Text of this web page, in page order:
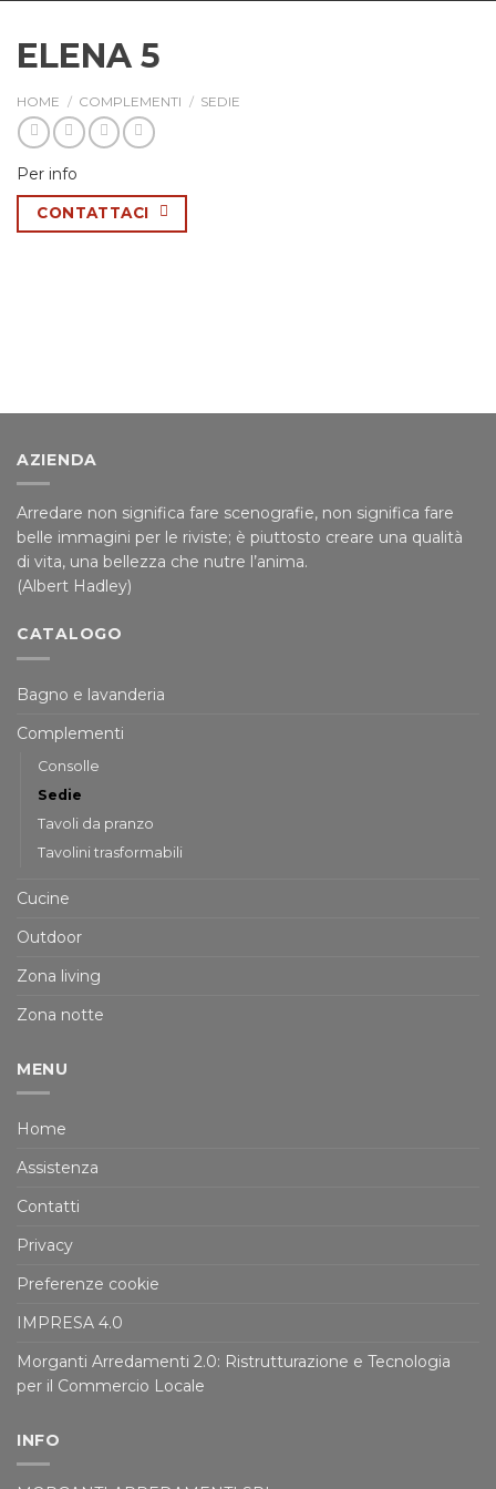
ELENA 5
HOME / COMPLEMENTI / SEDIE
Per info
CONTATTACI
AZIENDA
Arredare non significa fare scenografie, non significa fare
belle immagini per le riviste; è piuttosto creare una qualità
di vita, una bellezza che nutre l’anima.
(Albert Hadley)
CATALOGO
Bagno e lavanderia
Complementi
Consolle
Sedie
Tavoli da pranzo
Tavolini trasformabili
Cucine
Outdoor
Zona living
Zona notte
MENU
Home
Assistenza
Contatti
Privacy
Preferenze cookie
IMPRESA 4.0
Morganti Arredamenti 2.0: Ristrutturazione e Tecnologia
per il Commercio Locale
INFO